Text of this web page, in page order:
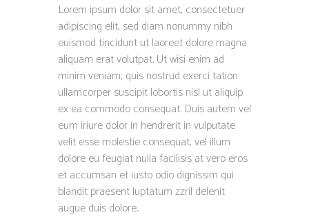
Lorem ipsum dolor sit amet, consectetuer
adipiscing elit, sed diam nonummy nibh
euismod tincidunt ut laoreet dolore magna
aliquam erat volutpat. Ut wisi enim ad
minim veniam, quis nostrud exerci tation
ullamcorper suscipit lobortis nisl ut aliquip
ex ea commodo consequat. Duis autem vel
eum iriure dolor in hendrerit in vulputate
velit esse molestie consequat, vel illum
dolore eu feugiat nulla facilisis at vero eros
et accumsan et iusto odio dignissim qui
blandit praesent luptatum zzril delenit
augue duis dolore.